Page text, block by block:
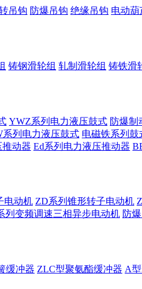
吊钩 防爆吊钩 绝缘吊钩 电动
铸钢滑轮组 轧制滑轮组 铸铁滑
YWZ系列电力液压鼓式 防爆制
系列电力液压鼓式 电磁铁系列鼓
动器 Ed系列电力液压推动器
电动机 ZD系列锥形转子电动机
列变频调速三相异步电动机 防
缓冲器 ZLC型聚氨酯缓冲器 A